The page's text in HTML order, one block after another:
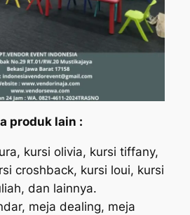
produk lain :
kursi olivia, kursi tiffany,
croshback, kursi loui, kursi
dan lainnya.
meja dealing, meja